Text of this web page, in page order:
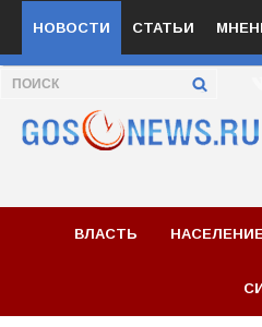
НОВОСТИ СТАТЬИ
ВЛАСТЬ